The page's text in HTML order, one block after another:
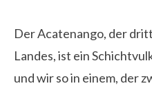
Der Acatenango, der
Landes, ist ein
und wir so in einem, der